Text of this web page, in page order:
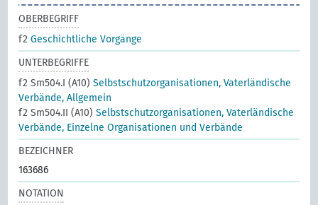
OBERBEGRIFF
f2Geschichtliche Vorgänge
UNTERBEGRIFFE
f2 Sm504.I (A10)Selbstschutzorganisationen, Vaterländische
Verbände, Allgemein
f2 Sm504.II (A10)Selbstschutzorganisationen, Vaterländische
Verbände, Einzelne Organisationen und Verbände
BEZEICHNER
163686
NOTATION